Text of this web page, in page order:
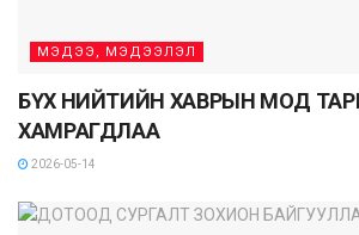
МЭДЭЭ, МЭДЭЭЛЭЛ
БҮХ НИЙТИЙН ХАВРЫН МОД
ХАМРАГДЛАА
2026-05-14